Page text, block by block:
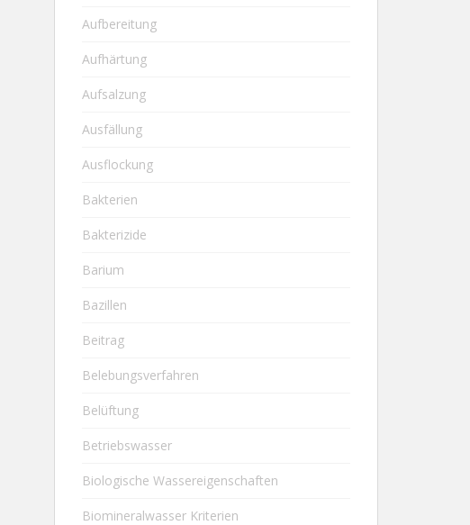
Aufbereitung
Aufhärtung
Aufsalzung
Ausfällung
Ausflockung
Bakterien
Bakterizide
Barium
Bazillen
Beitrag
Belebungsverfahren
Belüftung
Betriebswasser
Biologische Wassereigenschaften
Biomineralwasser Kriterien